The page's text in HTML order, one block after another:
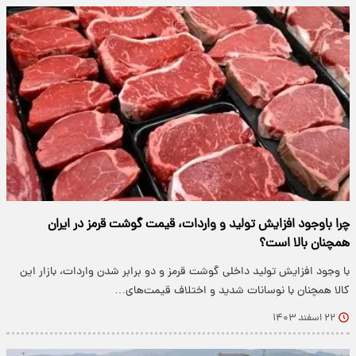
چرا باوجود افزایش تولید و واردات، قیمت گوشت قرمز در ایران
همچنان بالا است؟
با وجود افزایش تولید داخلی گوشت قرمز و دو برابر شدن واردات، بازار این
کالا همچنان با نوسانات شدید و اختلاف قیمت‌های…
۲۲ اسفند ۱۴۰۳